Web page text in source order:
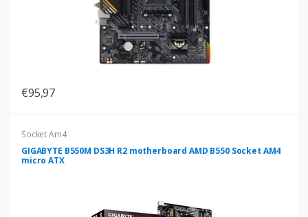
€95,97
Socket Am4
GIGABYTE B550M DS3H R2 motherboard AMD B550 Socket AM4
micro ATX